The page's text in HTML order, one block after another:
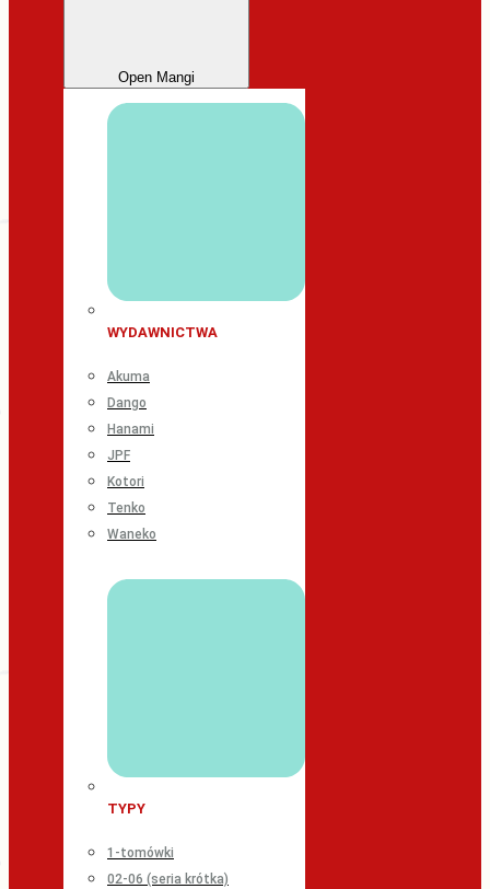
Open Mangi
WYDAWNICTWA
Akuma
Dango
Hanami
JPF
Kotori
Tenko
Waneko
TYPY
1-tomówki
02-06 (seria krótka)